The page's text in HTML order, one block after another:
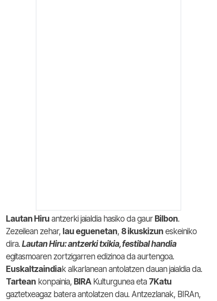
Lautan Hiru antzerki jaialdia hasiko da gaur Bilbon.
Zezeilean zehar, lau eguenetan, 8 ikuskizun eskeiniko
dira. Lautan Hiru: antzerki txikia, festibal handia
egitasmoaren zortzigarren edizinoa da aurtengoa.
Euskaltzaindiak alkarlanean antolatzen dauan jaialdia da.
Tartean konpainia, BIRAKulturgunea eta 7Katu
gaztetxeagaz batera antolatzen dau. Antzezlanak, BIRAn,